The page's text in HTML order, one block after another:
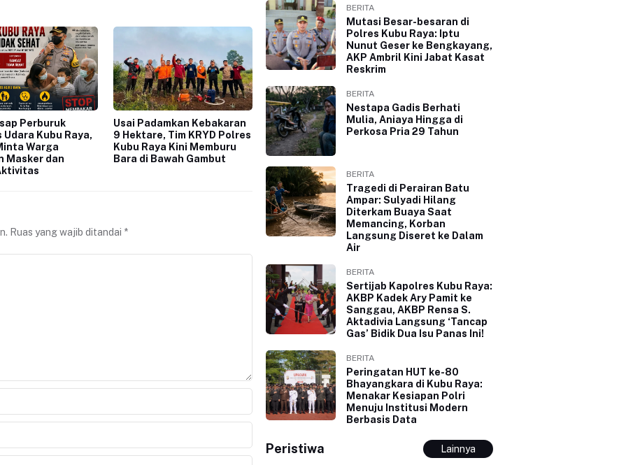
Perburuk
Udara Kubu Raya,
Warga
Masker dan
Usai Padamkan Kebakaran
9 Hektare, Tim KRYD Polres
Kubu Raya Kini Memburu
Bara di Bawah Gambut
Ruas yang wajib ditandai *
BERITA
Mutasi Besar-besaran di
Polres Kubu Raya: Iptu
Nunut Geser ke Bengkayang,
AKP Ambril Kini Jabat Kasat
Reskrim
BERITA
Nestapa Gadis Berhati
Mulia, Aniaya Hingga di
Perkosa Pria 29 Tahun
BERITA
Tragedi di Perairan Batu
Ampar: Sulyadi Hilang
Diterkam Buaya Saat
Memancing, Korban
Langsung Diseret ke Dalam
Air
BERITA
Sertijab Kapolres Kubu Raya:
AKBP Kadek Ary Pamit ke
Sanggau, AKBP Rensa S.
Aktadivia Langsung ‘Tancap
Gas’ Bidik Dua Isu Panas Ini!
BERITA
Peringatan HUT ke-80
Bhayangkara di Kubu Raya:
Menakar Kesiapan Polri
Menuju Institusi Modern
Berbasis Data
Peristiwa Lainnya